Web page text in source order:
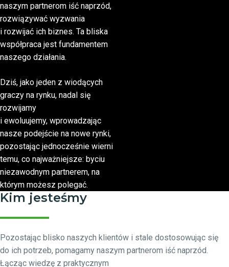
naszym partnerom iść naprzód,
rozwiązywać wyzwania
i rozwijać ich biznes. Ta bliska
współpraca jest fundamentem
naszego działania.
Dziś, jako jeden z wiodących
graczy na rynku, nadal się
rozwijamy
i ewoluujemy, wprowadzając
nasze podejście na nowe rynki,
pozostając jednocześnie wierni
temu, co najważniejsze: byciu
niezawodnym partnerem, na
którym możesz polegać.
Kim jesteśmy
Pozostając blisko naszych klientów i stale dostosowując się
do ich potrzeb, pomagamy naszym partnerom iść naprzód.
Łącząc wiedzę z praktycznym